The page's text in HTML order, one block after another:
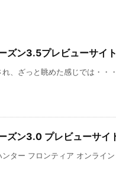
ズン3.5プレビューサイト
れ、ざっと眺めた感じでは・
ズン3.0 プレビューサイ
ンター フロンティア オンライ